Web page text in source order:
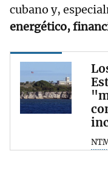
cubano y,
energético,